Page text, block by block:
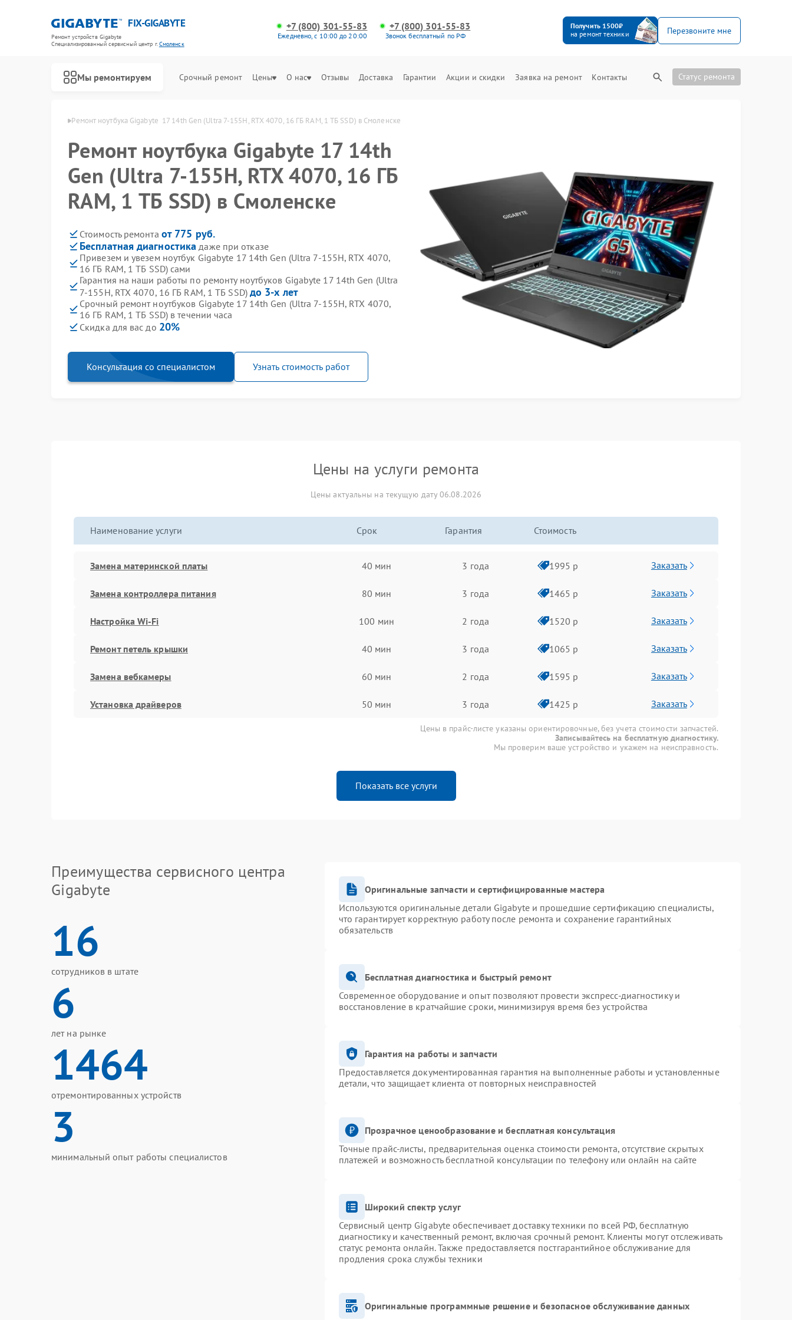
FIX-GIGABYTE
Ремонт устройств Gigabyte
Специализированный cервисный центр г.Смоленск
+7 (800) 301-55-83
Ежедневно, с 10:00 до 20:00
+7 (800) 301-55-83
Звонок бесплатный по РФ
Получить 1500₽
на ремонт техники
Перезвоните мне
Мы ремонтируем Срочный ремонт Цены О нас Отзывы Доставка Гарантии Акции и скидки Заявка на ремонт Контакты Статус ремонта
в Смоленске Ремонт ноутбука Gigabyte  17 14th Gen (Ultra 7-155H, RTX 4070, 16 ГБ RAM, 1 ТБ SSD) в Смоленске
Ремонт ноутбука Gigabyte 17 14th
Gen (Ultra 7-155H, RTX 4070, 16 ГБ
RAM, 1 ТБ SSD) в Смоленске
Стоимость ремонта от 775 руб.
Бесплатная диагностика даже при отказе
Привезем и увезем ноутбук Gigabyte 17 14th Gen (Ultra 7-155H, RTX 4070,
16 ГБ RAM, 1 ТБ SSD) сами
Гарантия на наши работы по ремонту ноутбуков Gigabyte 17 14th Gen (Ultra
7-155H, RTX 4070, 16 ГБ RAM, 1 ТБ SSD) до 3-х лет
Срочный ремонт ноутбуков Gigabyte 17 14th Gen (Ultra 7-155H, RTX 4070,
16 ГБ RAM, 1 ТБ SSD) в течении часа
Скидка для вас до 20%
Консультация со специалистом Узнать стоимость работ
Цены на услуги ремонта
Цены актуальны на текущую дату 06.08.2026
Наименование услуги Срок Гарантия Стоимость
Замена материнской платы 40 мин 3 года 1995 р Заказать
Замена контроллера питания 80 мин 3 года 1465 р Заказать
Настройка Wi-Fi 100 мин 2 года 1520 р Заказать
Ремонт петель крышки 40 мин 3 года 1065 р Заказать
Замена вебкамеры 60 мин 2 года 1595 р Заказать
Установка драйверов 50 мин 3 года 1425 р Заказать
Цены в прайс-листе указаны ориентировочные, без учета стоимости запчастей.
Записывайтесь на бесплатную диагностику.
Мы проверим ваше устройство и укажем на неисправность.
Показать все услуги
Преимущества сервисного центра
Gigabyte
16
сотрудников в штате
6
лет на рынке
1464
отремонтированных устройств
3
минимальный опыт работы специалистов
Оригинальные запчасти и сертифицированные мастера
Используются оригинальные детали Gigabyte и прошедшие сертификацию специалисты,
что гарантирует корректную работу после ремонта и сохранение гарантийных
обязательств
Бесплатная диагностика и быстрый ремонт
Современное оборудование и опыт позволяют провести экспресс-диагностику и
восстановление в кратчайшие сроки, минимизируя время без устройства
Гарантия на работы и запчасти
Предоставляется документированная гарантия на выполненные работы и установленные
детали, что защищает клиента от повторных неисправностей
Прозрачное ценообразование и бесплатная консультация
Точные прайс-листы, предварительная оценка стоимости ремонта, отсутствие скрытых
платежей и возможность бесплатной консультации по телефону или онлайн на сайте
Широкий спектр услуг
Сервисный центр Gigabyte обеспечивает доставку техники по всей РФ, бесплатную
диагностику и качественный ремонт, включая срочный ремонт. Клиенты могут отслеживать
статус ремонта онлайн. Также предоставляется постгарантийное обслуживание для
продления срока службы техники
Оригинальные программные решение и безопасное обслуживание данных